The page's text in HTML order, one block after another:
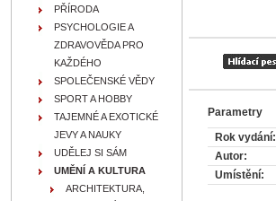
Parametry
Rok vydání:
Autor:
Umístění:
PŘÍRODA
PSYCHOLOGIE A
ZDRAVOVĚDA PRO
KAŽDÉHO
SPOLEČENSKÉ VĚDY
SPORT A HOBBY
TAJEMNÉ A EXOTICKÉ
JEVY A NAUKY
UDĚLEJ SI SÁM
UMĚNÍ A KULTURA
ARCHITEKTURA,